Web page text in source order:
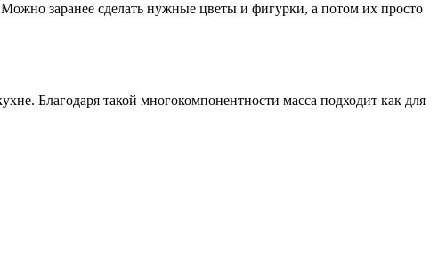
заранее сделать нужные цветы и фигурки, а потом их просто
Благодаря такой многокомпонентности масса подходит как для